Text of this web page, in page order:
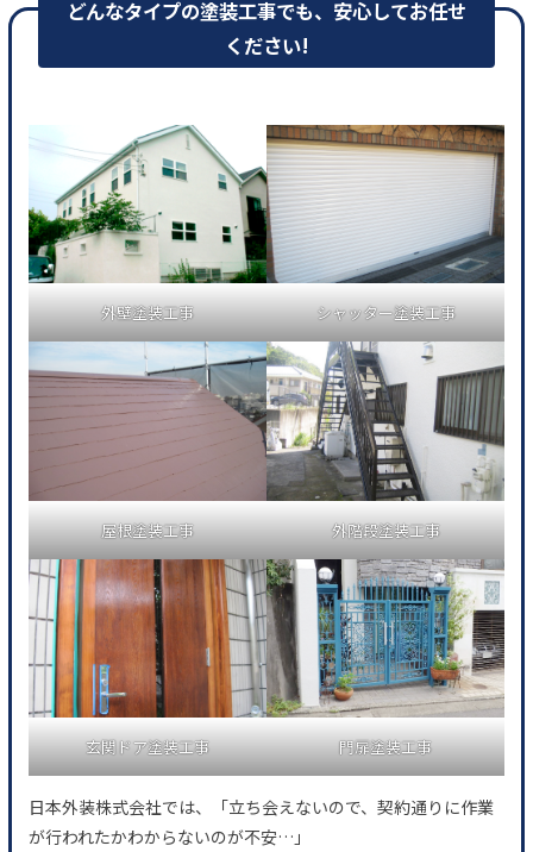
どんなタイプの塗装工事でも、安心してお任せ
ください!
外壁塗装工事 シャッター塗装工事
屋根塗装工事 外階段塗装工事
玄関ドア塗装工事 門扉塗装工事
日本外装株式会社では、「立ち会えないので、契約通りに作業
が行われたかわからないのが不安…」